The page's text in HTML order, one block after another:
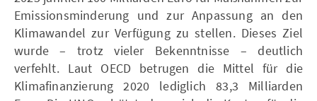
Emissionsminderung und zur Anpassung an den
Klimawandel zur Verfügung zu stellen. Dieses Ziel
wurde – trotz vieler Bekenntnisse – deutlich
verfehlt. Laut OECD betrugen die Mittel für die
Klimafinanzierung 2020 lediglich 83,3 Milliarden